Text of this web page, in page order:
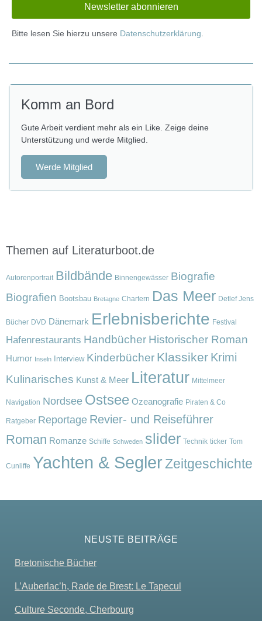
Bitte lesen Sie hierzu unsere Datenschutzerklärung
Komm an Bord
Gute Arbeit verdient mehr als ein Like. Zeige deine
Unterstützung und werde Mitglied.
Werde Mitglied
Themen auf Literaturboot.de
Autorenportrait Bildbände Binnengewässer Biografie
Biografien Bootsbau Bretagne Chartern Das Meer Detlef Jens
Bücher DVD Dänemark Erlebnisberichte Festival
Hafenrestaurants Handbücher Historischer Roman
Humor Inseln Interview Kinderbücher Klassiker Krimi
Kulinarisches Kunst & Meer Literatur Mittelmeer
Navigation Nordsee Ostsee Ozeanografie Piraten & Co
Ratgeber Reportage Revier- und Reiseführer
Roman Romanze Schiffe Schweden slider Technik ticker Tom
Cunliffe Yachten & SeglerZeitgeschichte
NEUSTE BEITRÄGE
Bretonische Bücher
L’Auberlac’h, Rade de Brest: Le Tapecul
Culture Seconde, Cherbourg